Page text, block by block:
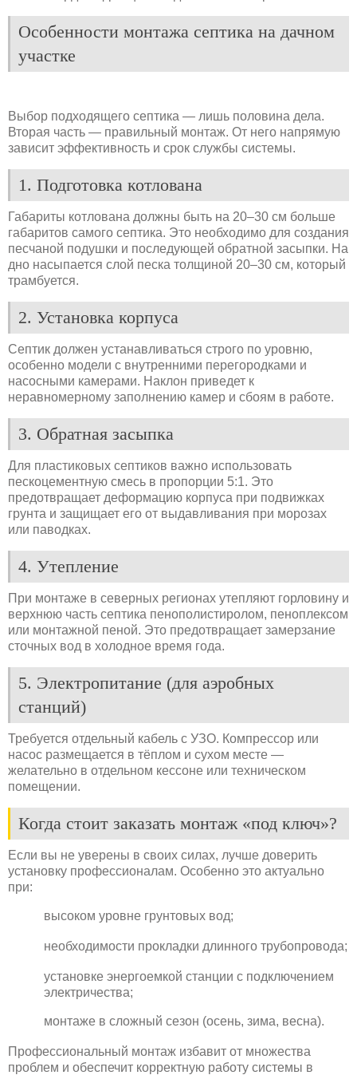
Особенности монтажа септика на дачном
участке
Выбор подходящего септика — лишь половина дела.
Вторая часть — правильный монтаж. От него напрямую
зависит эффективность и срок службы системы.
1. Подготовка котлована
Габариты котлована должны быть на 20–30 см больше
габаритов самого септика. Это необходимо для создания
песчаной подушки и последующей обратной засыпки. На
дно насыпается слой песка толщиной 20–30 см, который
трамбуется.
2. Установка корпуса
Септик должен устанавливаться строго по уровню,
особенно модели с внутренними перегородками и
насосными камерами. Наклон приведет к
неравномерному заполнению камер и сбоям в работе.
3. Обратная засыпка
Для пластиковых септиков важно использовать
пескоцементную смесь в пропорции 5:1. Это
предотвращает деформацию корпуса при подвижках
грунта и защищает его от выдавливания при морозах
или паводках.
4. Утепление
При монтаже в северных регионах утепляют горловину и
верхнюю часть септика пенополистиролом, пеноплексом
или монтажной пеной. Это предотвращает замерзание
сточных вод в холодное время года.
5. Электропитание (для аэробных
станций)
Требуется отдельный кабель с УЗО. Компрессор или
насос размещается в тёплом и сухом месте —
желательно в отдельном кессоне или техническом
помещении.
Когда стоит заказать монтаж «под ключ»?
Если вы не уверены в своих силах, лучше доверить
установку профессионалам. Особенно это актуально
при:
высоком уровне грунтовых вод;
необходимости прокладки длинного трубопровода;
установке энергоемкой станции с подключением
электричества;
монтаже в сложный сезон (осень, зима, весна).
Профессиональный монтаж избавит от множества
проблем и обеспечит корректную работу системы в